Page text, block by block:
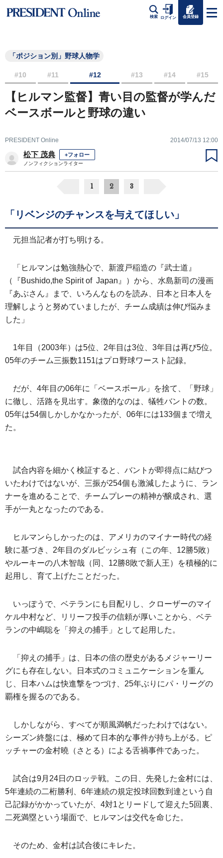
検索 ログイン 会員登録
「ポジション別」野球人物学
#10 #11 #12 #13 #14 #15
【ヒルマン監督】青い目の監督が学んだ
ベースボールと野球の違い
PRESIDENT Online 2014/07/13 12:00
松下 茂典 +フォロー
ノンフィクションライター
1 2 3
「リベンジのチャンスを与えてほしい」
元担当記者が打ち明ける。
「ヒルマンは勉強熱心で、新渡戸稲造の『武士道』
（『Bushido,the Spirit of Japan』）から、水島新司の漫画
『あぶさん』まで、いろんなものを読み、日本と日本人を
理解しようと努めていましたが、チーム成績は伸び悩みま
した」
1年目（2003年）は5位、2年目は3位、3年目は再び5位。
05年のチーム三振数1151はプロ野球ワースト記録。
だが、4年目の06年に「ベースボール」を捨て、「野球」
に徹し、活路を見出す。象徴的なのは、犠牲バントの数。
05年は54個しかしかなかったが、06年には133個まで増え
た。
試合内容を細かく検証すると、バントが即得点に結びつ
いたわけではないが、三振が254個も激減したように、ラン
ナーを進めることで、チームプレーの精神が醸成され、選
手が一丸となったのである。
ヒルマンらしかったのは、アメリカのマイナー時代の経
験に基づき、2年目のダルビッシュ有（この年、12勝5敗）
やルーキーの八木智哉（同、12勝8敗で新人王）を積極的に
起用し、育て上げたことだった。
いっぽうで、ベテランにも目配りし、クローザーのマイ
ケル中村など、リリーフ投手の信頼が厚いことから、ベテ
ランの中嶋聡を「抑えの捕手」として起用した。
「抑えの捕手」は、日本の倍の歴史があるメジャーリー
グにも存在しない。日本式のコミュニケーションを重ん
じ、日本ハムは快進撃をつづけ、25年ぶりにパ・リーグの
覇権を握るのである。
しかしながら、すべてが順風満帆だったわけではない。
シーズン終盤には、極めて日本的な事件が持ち上がる。ピ
ッチャーの金村曉（さとる）による舌禍事件であった。
試合は9月24日のロッテ戦。この日、先発した金村には、
5年連続の二桁勝利、6年連続の規定投球回数到達という自
己記録がかかっていたが、4対1とリードして迎えた5回裏、
二死満塁という場面で、ヒルマンは交代を命じた。
そのため、金村は試合後にキレた。